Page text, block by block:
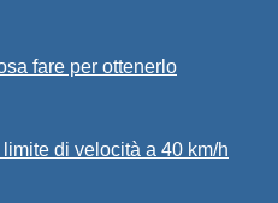
fare per ottenerlo
di velocità a 40 km/h